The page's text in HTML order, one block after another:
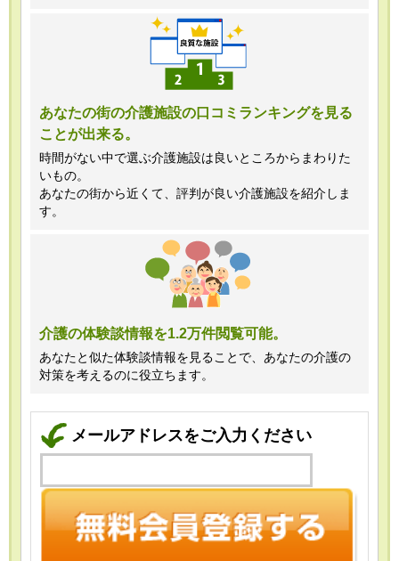
株式会社クリエイターズネクスト個人情
報保護管理者 窪田望
TEL:0120-21-7070
（受付時間 10時～19時 土日祝日除
く・営業のお電話はお断りいたします）
あなたの街の介護施設の口コミランキングを見る
ことが出来る。
時間がない中で選ぶ介護施設は良いところからまわりた
いもの。
あなたの街から近くて、評判が良い介護施設を紹介しま
す。
介護の体験談情報を1.2万件閲覧可能。
あなたと似た体験談情報を見ることで、あなたの介護の
対策を考えるのに役立ちます。
メールアドレスをご入力ください